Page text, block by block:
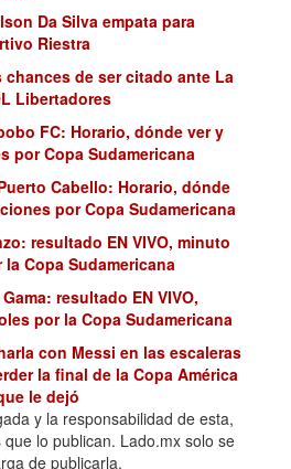
Da Silva empata para
Riestra
chances de ser citado ante La
Libertadores
FC: Horario, dónde ver y
por Copa Sudamericana
Cabello: Horario, dónde
por Copa Sudamericana
resultado EN VIVO, minuto
Copa Sudamericana
resultado EN VIVO,
por la Copa Sudamericana
con Messi en las escaleras
la final de la Copa América
le dejó
agresión con una yuca
esta fue la sanción
y la responsabilidad de esta,
lo publican. Lado.mx solo se
de publicarla.